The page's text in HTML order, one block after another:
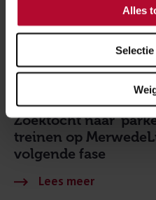
Alles
Zoektocht naar
treinen op
volgende fase
28 juli 2026